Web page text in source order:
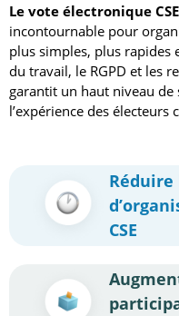
Le vote électronique CSE
incontournable pour
plus simples, plus rapides
du travail, le RGPD et les
garantit un haut niveau
l’expérience des
CSE